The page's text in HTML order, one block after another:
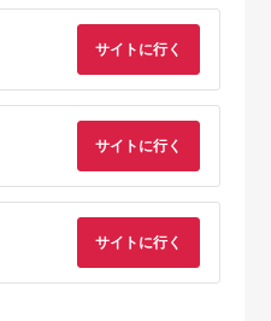
浜松発！いえやす自慢
しむバラエティーセッ
AA419.黒毛和牛
130g×4Pセット）
サイトに行く
サイトに行く
サイトに行く